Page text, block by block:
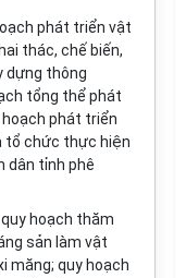
phát triển vật
thác, chế biến,
dựng thông
tổng thể phát
phát triển
tổ chức thực hiện
dân tỉnh phê
hoạch thăm
sản làm vật
măng; quy hoạch